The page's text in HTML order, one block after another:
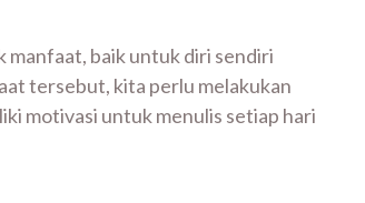
manfaat, baik untuk diri sendiri
tersebut, kita perlu melakukan
motivasi untuk menulis setiap hari